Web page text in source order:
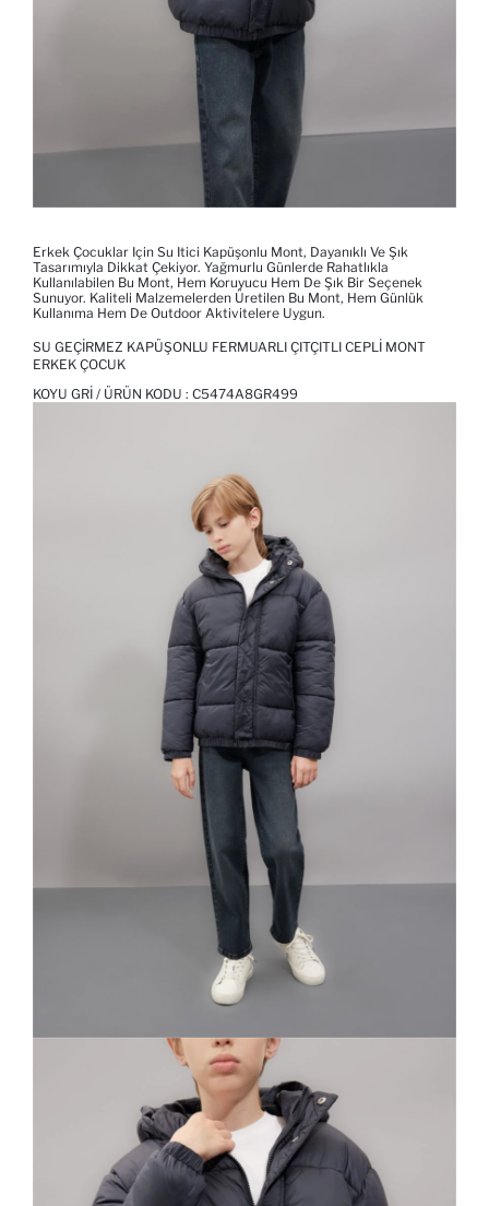
Erkek Çocuklar Için Su Itici Kapüşonlu Mont, Dayanıklı Ve Şık
Tasarımıyla Dikkat Çekiyor. Yağmurlu Günlerde Rahatlıkla
Kullanılabilen Bu Mont, Hem Koruyucu Hem De Şık Bir Seçenek
Sunuyor. Kaliteli Malzemelerden Üretilen Bu Mont, Hem Günlük
Kullanıma Hem De Outdoor Aktivitelere Uygun.
SU GEÇIRMEZ KAPÜŞONLU FERMUARLI ÇITÇITLI CEPLI MONT
ERKEK ÇOCUK
KOYU GRI / ÜRÜN KODU : C5474A8GR499